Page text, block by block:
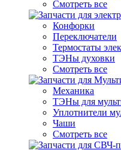
Смотреть все
Конфорки
Переключатели
Термостаты
ТЭНы духовки
Смотреть все
Механика
ТЭНы для
Уплотнители
Чаши
Смотреть все